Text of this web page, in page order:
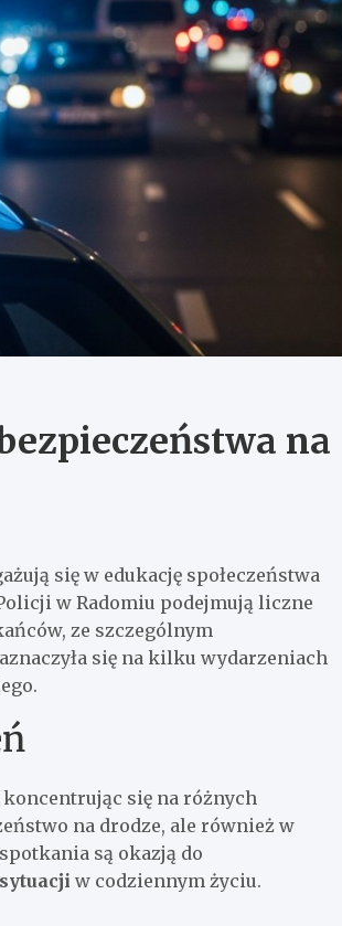
na
się w edukację społeczeństwa
w Radomiu podejmują liczne
ze szczególnym
się na kilku wydarzeniach
się na różnych
na drodze, ale również w
są okazją do
w codziennym życiu.